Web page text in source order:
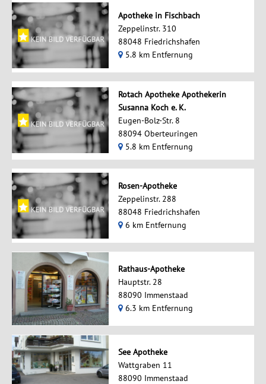
Apotheke in Fischbach
Zeppelinstr. 310
88048 Friedrichshafen
5.8 km Entfernung
Rotach Apotheke Apothekerin
Susanna Koch e. K.
Eugen-Bolz-Str. 8
88094 Oberteuringen
5.8 km Entfernung
Rosen-Apotheke
Zeppelinstr. 288
88048 Friedrichshafen
6 km Entfernung
Rathaus-Apotheke
Hauptstr. 28
88090 Immenstaad
6.3 km Entfernung
See Apotheke
Wattgraben 11
88090 Immenstaad